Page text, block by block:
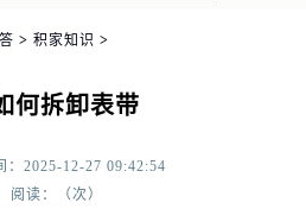
> 积家知识 >
何拆卸表带
：2025-12-27 09:42:54
阅读：（次）